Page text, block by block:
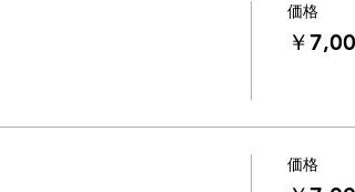
価格
￥
価格